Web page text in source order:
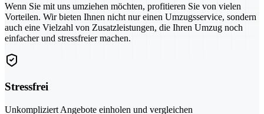
Wenn Sie mit uns umziehen möchten, profitieren Sie von vielen
Vorteilen. Wir bieten Ihnen nicht nur einen Umzugsservice, sondern
auch eine Vielzahl von Zusatzleistungen, die Ihren Umzug noch
einfacher und stressfreier machen.
Stressfrei
Unkompliziert Angebote einholen und vergleichen